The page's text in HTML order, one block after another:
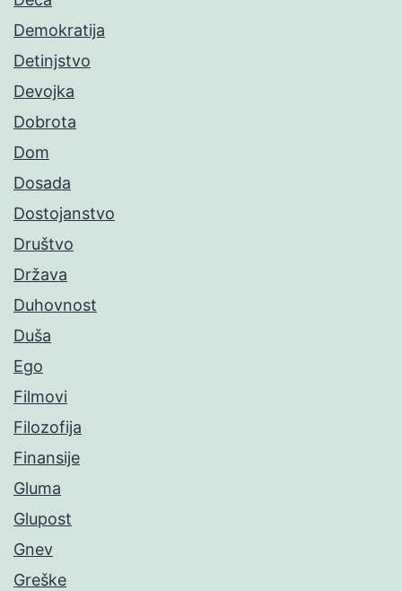
Demokratija
Detinjstvo
Devojka
Dobrota
Dom
Dosada
Dostojanstvo
Društvo
Država
Duhovnost
Duša
Ego
Filmovi
Filozofija
Finansije
Gluma
Glupost
Gnev
Greške